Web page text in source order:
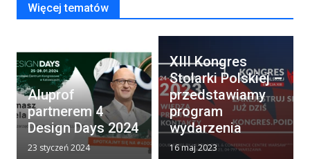
Więcej tematów
Aluprof
partnerem 4
Design Days 2024
23 styczeń 2024
XIII Kongres
Stolarki Polskiej –
przedstawiamy
program
wydarzenia
16 maj 2023